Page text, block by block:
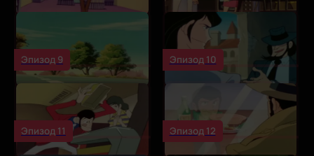
Эпизод 9 Эпизод 10
Эпизод 11 Эпизод 12